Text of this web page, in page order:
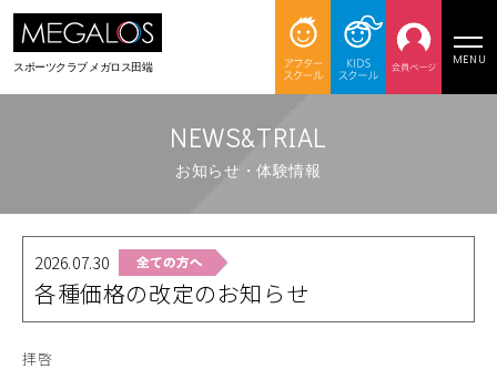
スポーツクラブメガロス田端
MENU
NEWS&TRIAL
お知らせ・体験情報
2026.07.30
各種価格の改定のお知らせ
拝啓